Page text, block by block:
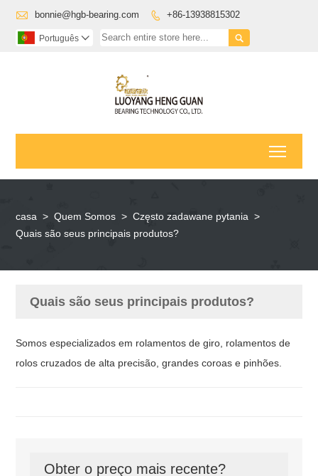
 bonnie@hgb-bearing.com  +86-13938815302

Português 
casa > Quem Somos > Często zadawane pytania >
Quais são seus principais produtos?
Quais são seus principais produtos?
Somos especializados em rolamentos de giro, rolamentos de
rolos cruzados de alta precisão, grandes coroas e pinhões.
Obter o preço mais recente?